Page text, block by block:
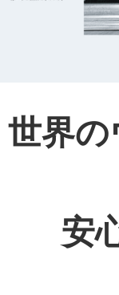
世界
安